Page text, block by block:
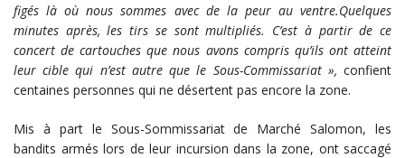
figés là où nous sommes avec de la peur au ventre.Quelques
minutes après, les tirs se sont multipliés. C’est à partir de ce
concert de cartouches que nous avons compris qu’ils ont atteint
leur cible qui n’est autre que le Sous-Commissariat », confient
centaines personnes qui ne désertent pas encore la zone.
Mis à part le Sous-Sommissariat de Marché Salomon, les
bandits armés lors de leur incursion dans la zone, ont saccagé